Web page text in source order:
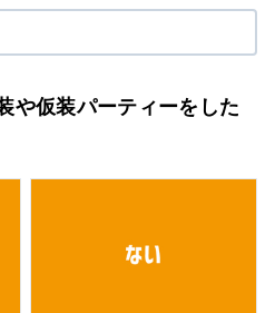
や仮装パーティーをした